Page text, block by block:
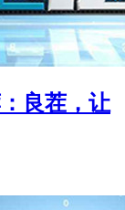
良茬，让